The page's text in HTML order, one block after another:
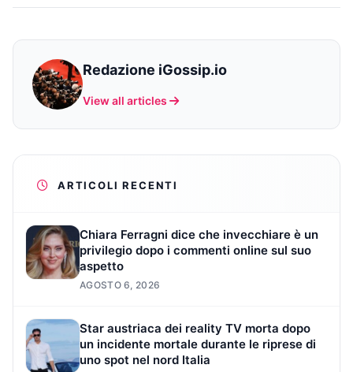
Redazione iGossip.io
View all articles
ARTICOLI RECENTI
Chiara Ferragni dice che invecchiare è un
privilegio dopo i commenti online sul suo
aspetto
AGOSTO 6, 2026
Star austriaca dei reality TV morta dopo
un incidente mortale durante le riprese di
uno spot nel nord Italia